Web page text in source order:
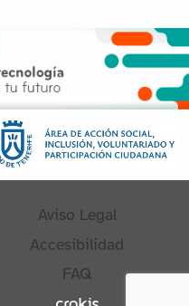
Aviso Legal
Accesibilidad
FAQ